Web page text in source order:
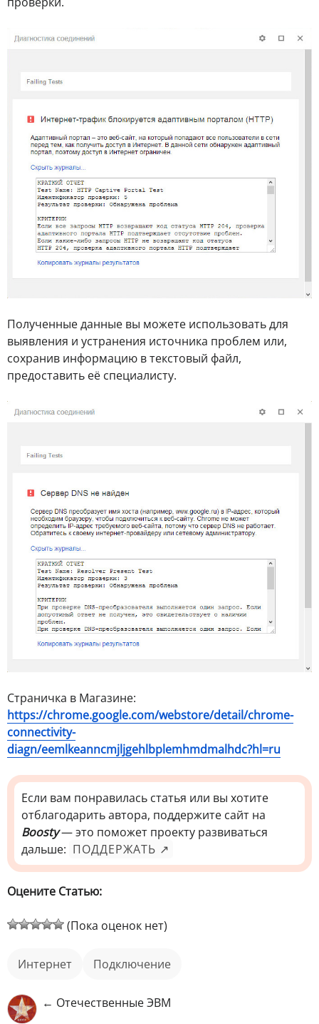
Полученные данные вы можете использовать для
выявления и устранения источника проблем или,
сохранив информацию в текстовый файл,
предоставить её специалисту.
Страничка в Магазине:
https://chrome.google.com/webstore/detail/chrome-
connectivity-
diagn/eemlkeanncmjljgehlbplemhmdmalhdc?hl=ru
Если вам понравилась статья или вы хотите
отблагодарить автора, поддержите сайт на
Boosty— это поможет проекту развиваться
дальше: ПОДДЕРЖАТЬ ↗
Оцените Статью:
(Пока оценок нет)
интернет подключение
← Отечественные ЭВМ